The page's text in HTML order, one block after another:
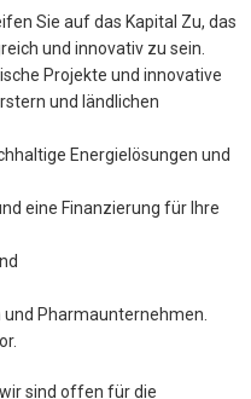
Sie auf das Kapital Zu, das
und innovativ zu sein.
Projekte und innovative
und ländlichen
Energielösungen und
eine Finanzierung für Ihre
Pharmaunternehmen.
sind offen für die